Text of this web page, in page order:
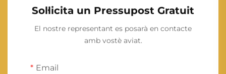
Sol·licita un Pressupost Gratuit
El nostre representant es posarà en contacte
amb vostè aviat.
Email